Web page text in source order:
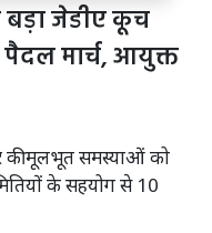
बड़ा जेडीए कूच
मार्च, आयुक्त
की मूलभूत समस्याओं को
के सहयोग से 10